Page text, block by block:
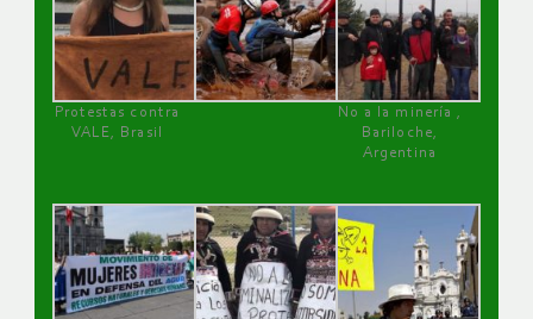
Protestas contra
VALE, Brasil
No a la minería ,
Bariloche,
Argentina